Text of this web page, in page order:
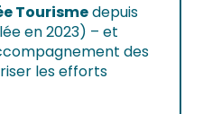
Tourismedepuis
en 2023) – et
des
les efforts